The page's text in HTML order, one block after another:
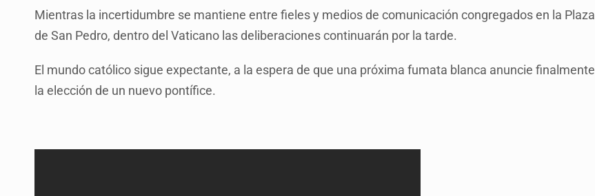
Mientras la incertidumbre se mantiene entre fieles y medios de comunicación congregados en la Plaza
de San Pedro, dentro del Vaticano las deliberaciones continuarán por la tarde.
El mundo católico sigue expectante, a la espera de que una próxima fumata blanca anuncie finalmente
la elección de un nuevo pontífice.